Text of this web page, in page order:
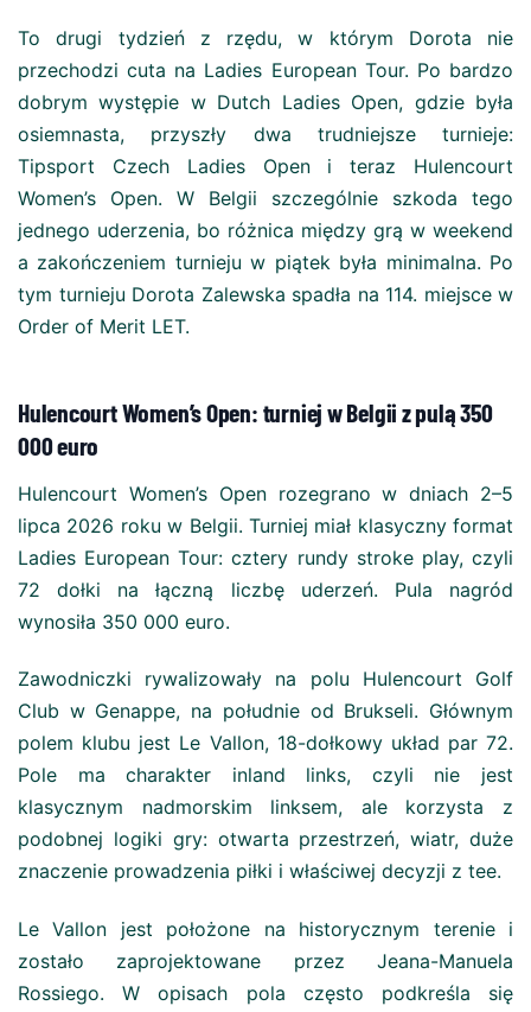
To drugi tydzień z rzędu, w którym Dorota nie
przechodzi cuta na Ladies European Tour. Po bardzo
dobrym występie w Dutch Ladies Open, gdzie była
osiemnasta, przyszły dwa trudniejsze turnieje:
Tipsport Czech Ladies Open i teraz Hulencourt
Women’s Open. W Belgii szczególnie szkoda tego
jednego uderzenia, bo różnica między grą w weekend
a zakończeniem turnieju w piątek była minimalna. Po
tym turnieju Dorota Zalewska spadła na 114. miejsce w
Order of Merit LET.
Hulencourt Women’s Open: turniej w Belgii z pulą 350
000 euro
Hulencourt Women’s Open rozegrano w dniach 2–5
lipca 2026 roku w Belgii. Turniej miał klasyczny format
Ladies European Tour: cztery rundy stroke play, czyli
72 dołki na łączną liczbę uderzeń. Pula nagród
wynosiła 350 000 euro.
Zawodniczki rywalizowały na polu Hulencourt Golf
Club w Genappe, na południe od Brukseli. Głównym
polem klubu jest Le Vallon, 18-dołkowy układ par 72.
Pole ma charakter inland links, czyli nie jest
klasycznym nadmorskim linksem, ale korzysta z
podobnej logiki gry: otwarta przestrzeń, wiatr, duże
znaczenie prowadzenia piłki i właściwej decyzji z tee.
Le Vallon jest położone na historycznym terenie i
zostało zaprojektowane przez Jeana-Manuela
Rossiego. W opisach pola często podkreśla się